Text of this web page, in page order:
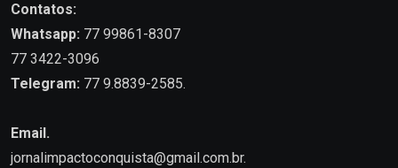
Contatos:
Whatsapp: 77 99861-8307
77 3422-3096
Telegram: 77 9.8839-2585.
Email.
jornalimpactoconquista@gmail.com.br.